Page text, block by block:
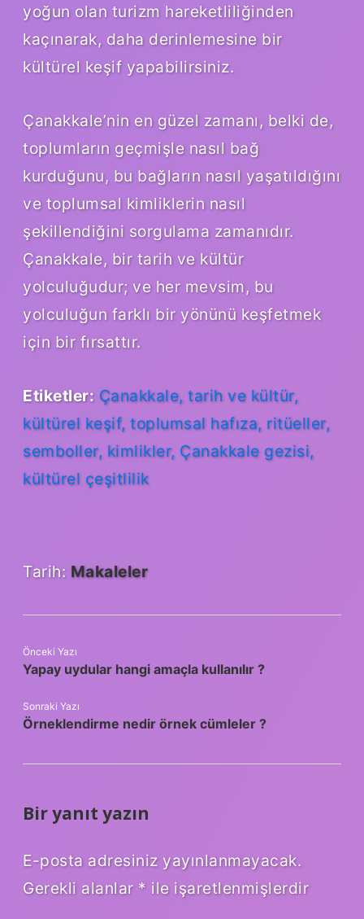
yoğun olan turizm hareketliliğinden
kaçınarak, daha derinlemesine bir
kültürel keşif yapabilirsiniz.
Çanakkale’nin en güzel zamanı, belki de,
toplumların geçmişle nasıl bağ
kurduğunu, bu bağların nasıl yaşatıldığını
ve toplumsal kimliklerin nasıl
şekillendiğini sorgulama zamanıdır.
Çanakkale, bir tarih ve kültür
yolculuğudur; ve her mevsim, bu
yolculuğun farklı bir yönünü keşfetmek
için bir fırsattır.
Etiketler: Çanakkale, tarih ve kültür,
kültürel keşif, toplumsal hafıza, ritüeller,
semboller, kimlikler, Çanakkale gezisi,
kültürel çeşitlilik
Tarih: Makaleler
Önceki Yazı
Yapay uydular hangi amaçla kullanılır ?
Sonraki Yazı
Örneklendirme nedir örnek cümleler ?
Bir yanıt yazın
E-posta adresiniz yayınlanmayacak.
Gerekli alanlar * ile işaretlenmişlerdir